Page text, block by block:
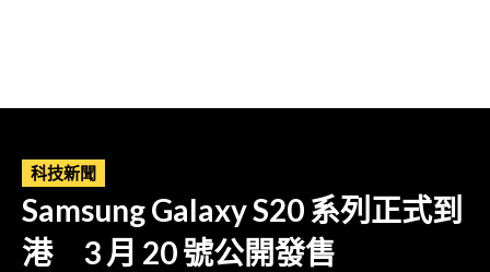
科技新聞
Samsung Galaxy S20 系列正式到
港 3 月 20 號公開發售